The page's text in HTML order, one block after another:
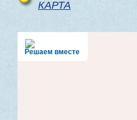
КАРТА
Решаем вместе